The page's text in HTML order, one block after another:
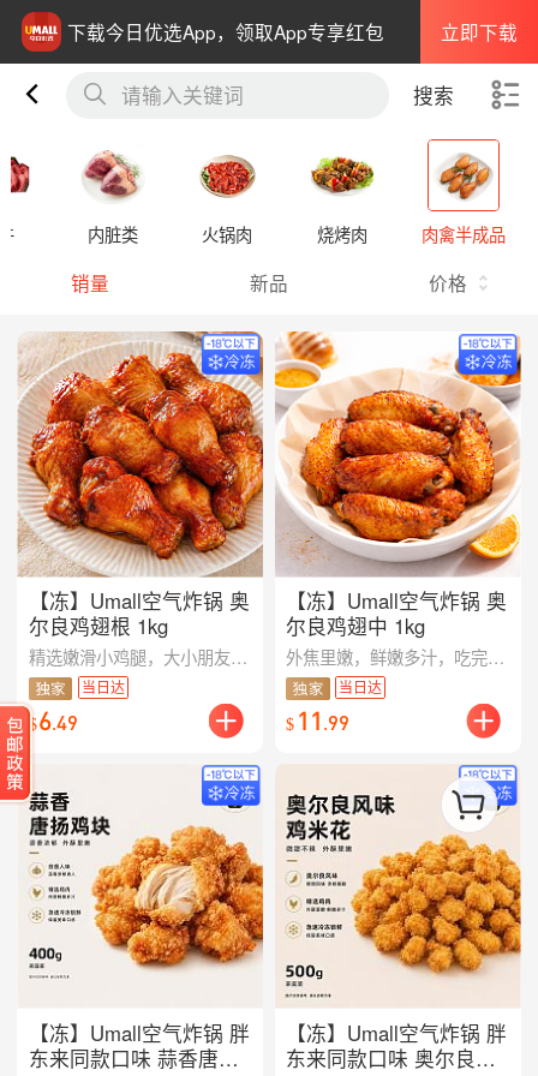
下载今日优选App，领取App专享红包 立即下载
请输入关键词 搜索
内脏类 火锅肉 烧烤肉 肉禽半成品
销量 新品 价格
【冻】Umall空气炸锅 奥
尔良鸡翅根 1kg
精选嫩滑小鸡腿，大小朋友人手一个！经典奥尔良风味，1kg超值装，360度低温真空腌制入味，锁住营养。省时省力，无论快手餐，聚会，都轻松满足！
当日达
$6.49
【冻】Umall空气炸锅 胖
东来同款口味 蒜香唐扬
【冻】Umall空气炸锅 奥
尔良鸡翅中 1kg
外焦里嫩，鲜嫩多汁，吃完意犹未尽，手指头都要舔干净。1kg大包装，超值实惠！生冻已腌好，完全解冻后烤箱/空炸/油炸即可。家庭聚会绝不可少。奥尔良鸡翅在手，我就是最快乐的孩子王。
当日达
$ 11.99
【冻】Umall空气炸锅 胖
东来同款口味 奥尔良风